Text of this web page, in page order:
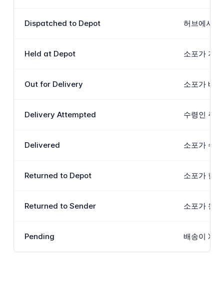
Dispatched to Depot 허브에서
Held at Depot 소포가 지
Out for Delivery 소포가 배
Delivery Attempted 수령인 주
Delivered 소포가 수
Returned to Depot 소포가 한
Returned to Sender 소포가 원
Pending 배송이